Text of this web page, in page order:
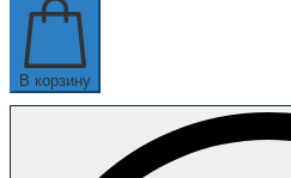
В корзину